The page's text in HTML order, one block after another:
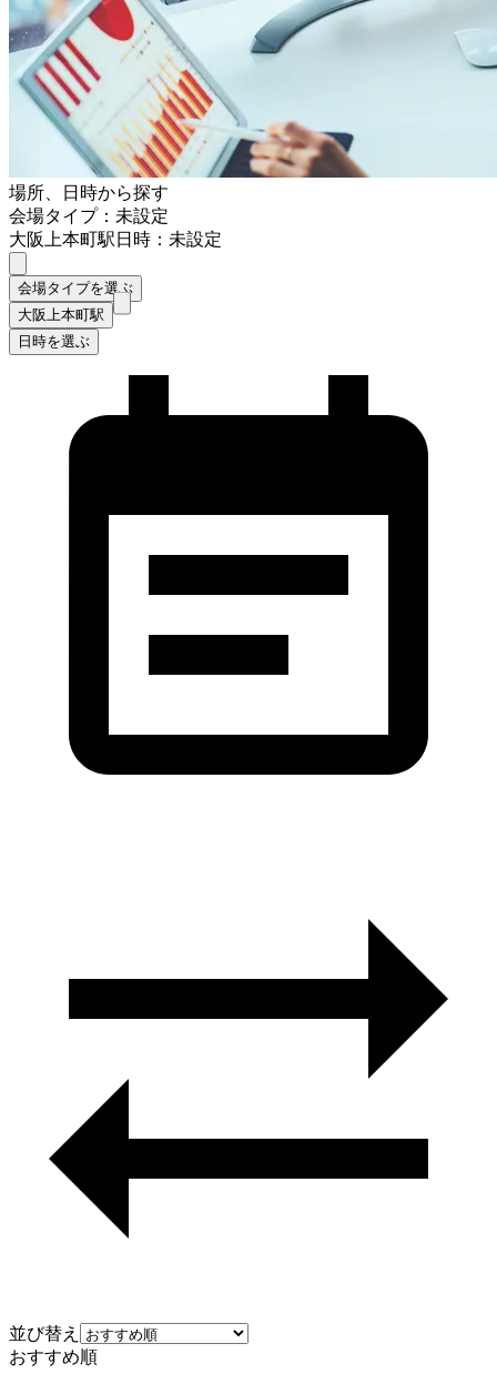
場所、日時から探す
会場タイプ：未設定
大阪上本町駅日時：未設定
会場タイプを選ぶ
大阪上本町駅
日時を選ぶ
並び替え
おすすめ順